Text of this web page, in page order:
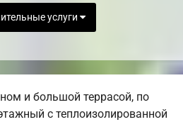
услуги
и большой террасой, по
с теплоизолированной